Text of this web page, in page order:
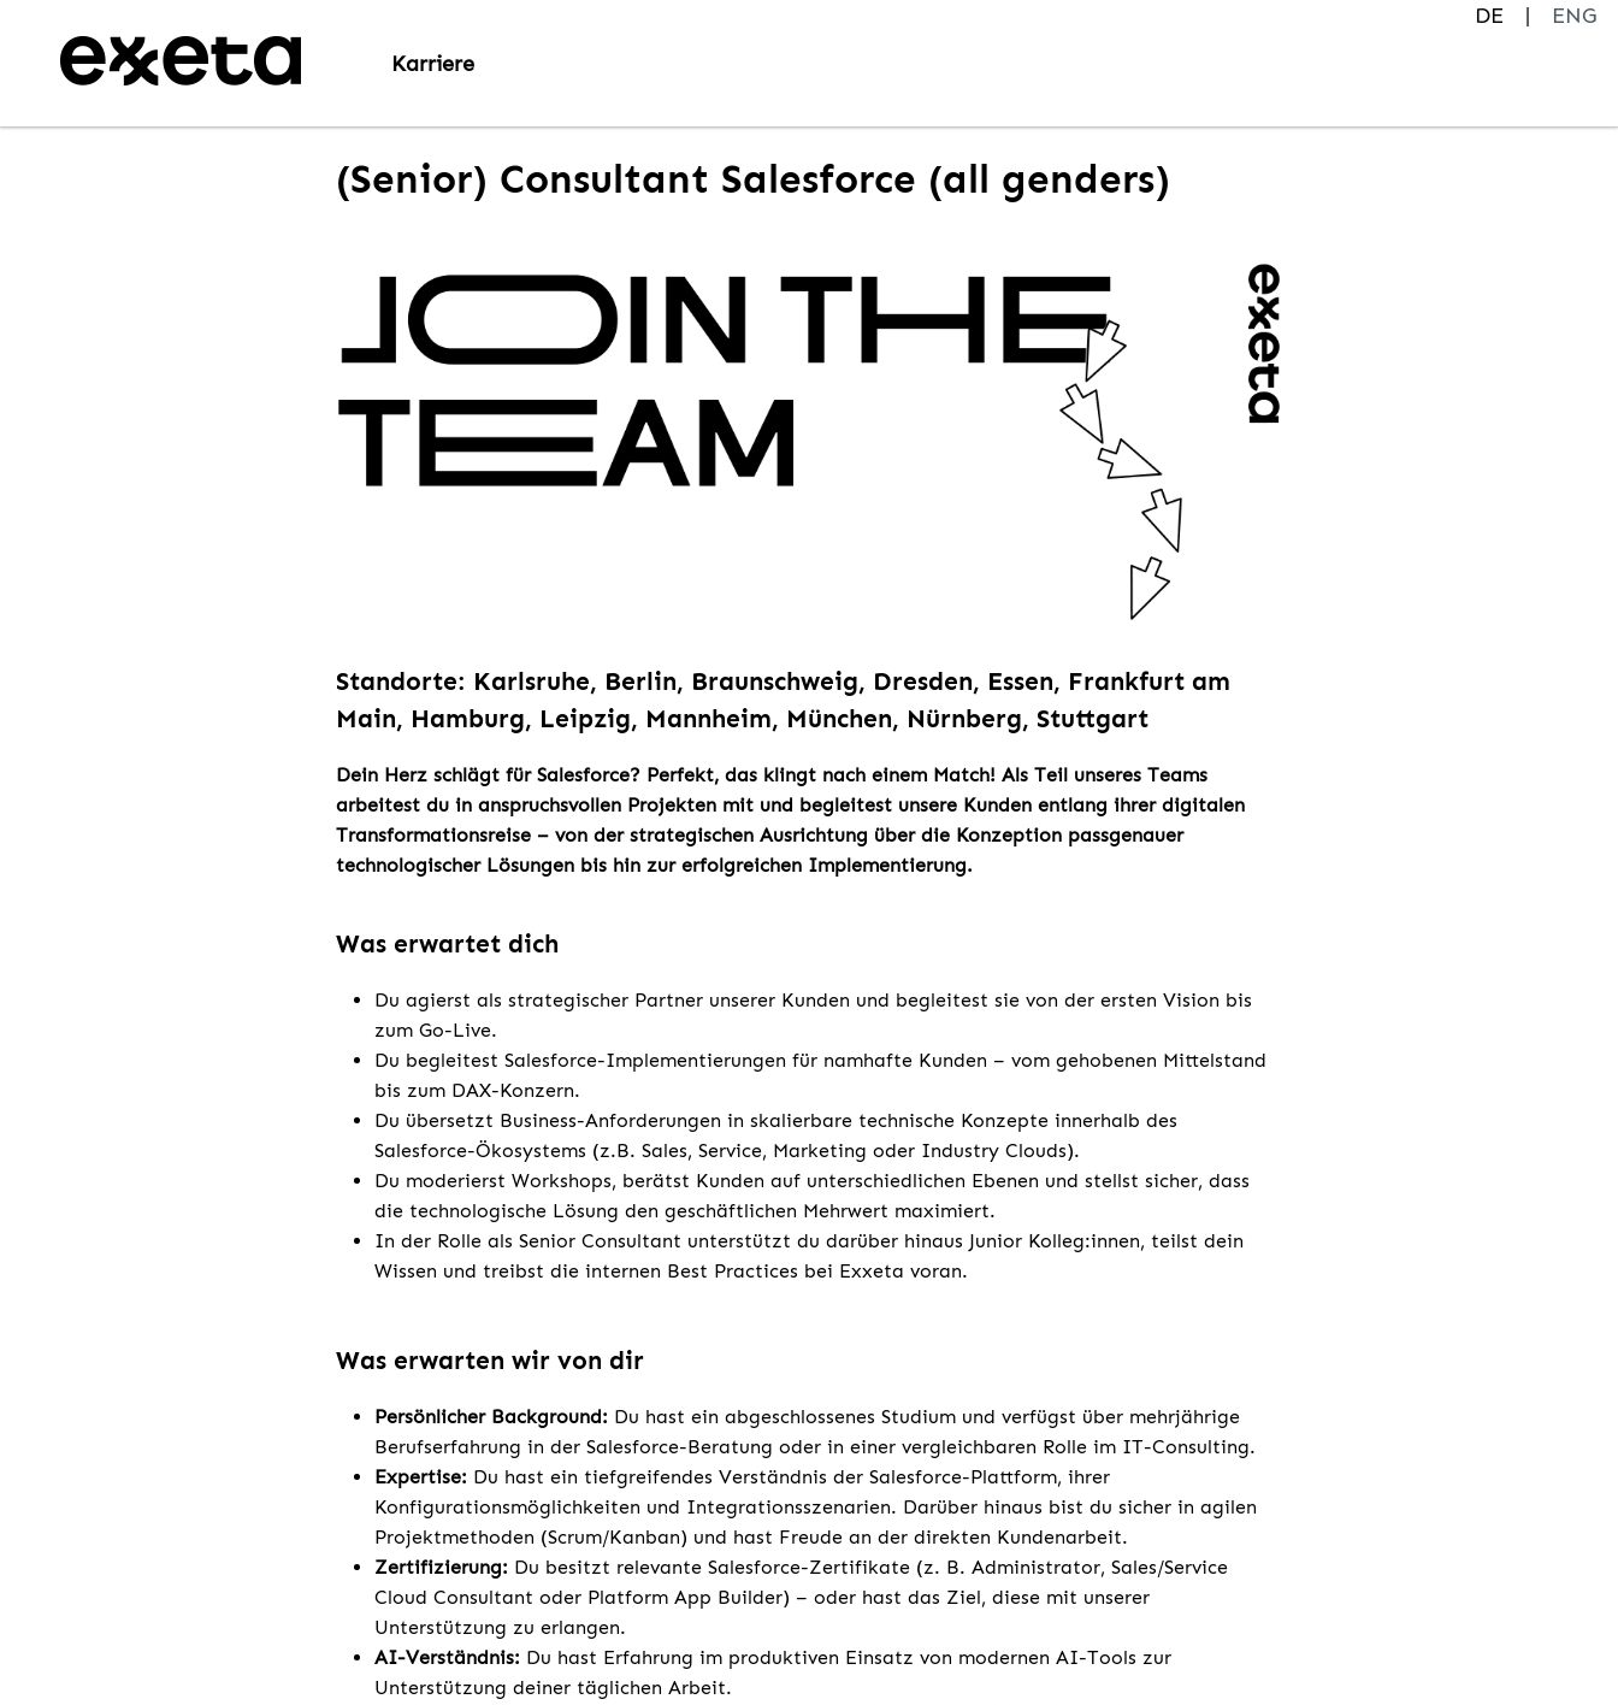
DE
ENG
Karriere
(Senior) Consultant Salesforce (all genders)
Standorte: Karlsruhe, Berlin, Braunschweig, Dresden, Essen, Frankfurt am
Main, Hamburg, Leipzig, Mannheim, München, Nürnberg, Stuttgart
Dein Herz schlägt für Salesforce? Perfekt, das klingt nach einem Match! Als Teil unseres Teams
arbeitest du in anspruchsvollen Projekten mit und begleitest unsere Kunden entlang ihrer digitalen
Transformationsreise – von der strategischen Ausrichtung über die Konzeption passgenauer
technologischer Lösungen bis hin zur erfolgreichen Implementierung.
Was erwartet dich
Du agierst als strategischer Partner unserer Kunden und begleitest sie von der ersten Vision bis
zum Go-Live.
Du begleitest Salesforce-Implementierungen für namhafte Kunden – vom gehobenen Mittelstand
bis zum DAX-Konzern.
Du übersetzt Business-Anforderungen in skalierbare technische Konzepte innerhalb des
Salesforce-Ökosystems (z.B. Sales, Service, Marketing oder Industry Clouds).
Du moderierst Workshops, berätst Kunden auf unterschiedlichen Ebenen und stellst sicher, dass
die technologische Lösung den geschäftlichen Mehrwert maximiert.
In der Rolle als Senior Consultant unterstützt du darüber hinaus Junior Kolleg:innen, teilst dein
Wissen und treibst die internen Best Practices bei Exxeta voran.
Was erwarten wir von dir
Persönlicher Background: Du hast ein abgeschlossenes Studium und verfügst über mehrjährige
Berufserfahrung in der Salesforce-Beratung oder in einer vergleichbaren Rolle im IT-Consulting.
Expertise: Du hast ein tiefgreifendes Verständnis der Salesforce-Plattform, ihrer
Konfigurationsmöglichkeiten und Integrationsszenarien. Darüber hinaus bist du sicher in agilen
Projektmethoden (Scrum/Kanban) und hast Freude an der direkten Kundenarbeit.
Zertifizierung: Du besitzt relevante Salesforce-Zertifikate (z. B. Administrator, Sales/Service
Cloud Consultant oder Platform App Builder) – oder hast das Ziel, diese mit unserer
Unterstützung zu erlangen.
AI-Verständnis: Du hast Erfahrung im produktiven Einsatz von modernen AI-Tools zur
Unterstützung deiner täglichen Arbeit.